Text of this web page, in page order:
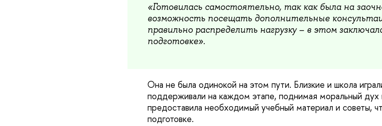
«Готовилась самостоятельно, так как была на
возможность посещать дополнительные
правильно распределить нагрузку – в этом
подготовке».
Она не была одинокой на этом пути. Близкие и школа
поддерживали на каждом этапе, поднимая моральный
предоставила необходимый учебный материал и советы,
подготовке.